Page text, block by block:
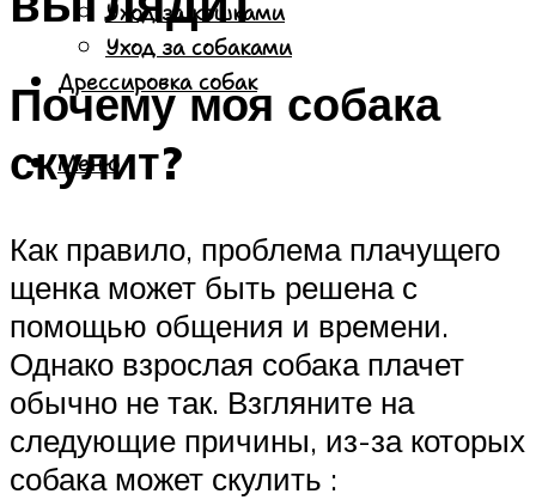
Уход за кошками
Уход за собаками
Дрессировка собак
Меню
Почему моя собака
скулит?
Как правило, проблема плачущего
щенка может быть решена с
помощью общения и времени.
Однако взрослая собака плачет
обычно не так. Взгляните на
следующие причины, из-за которых
собака может скулить :